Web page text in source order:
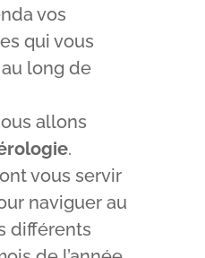
vos
qui vous
long de
allons
.
vous servir
naviguer au
différents